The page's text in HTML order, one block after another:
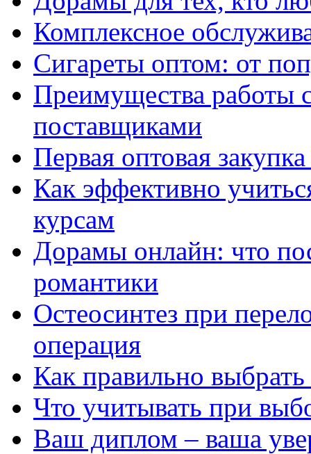
Комплексное
Сигареты оптом: от
Преимущества работы
поставщиками
Первая оптовая
Как эффективно
курсам
Дорамы онлайн: что
романтики
Остеосинтез при
операция
Как правильно
Что учитывать при
Ваш диплом – ваша